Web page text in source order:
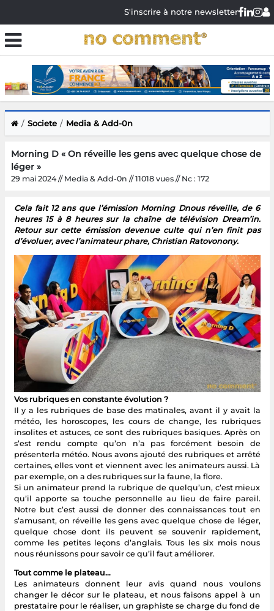
S'inscrire à notre newsletter
Societe Media & Add-0n
Morning D « On réveille les gens avec quelque chose de
léger »
29 mai 2024 // Media & Add-0n // 11018 vues // Nc : 172
Cela fait 12 ans que l’émission Morning Dnous réveille, de 6
heures 15 à 8 heures sur la chaîne de télévision Dream’in.
Retour sur cette émission devenue culte qui n’en finit pas
d’évoluer, avec l’animateur phare, Christian Ratovonony.
Vos rubriques en constante évolution ?
Il y a les rubriques de base des matinales, avant il y avait la
météo, les horoscopes, les cours de change, les rubriques
insolites et astuces, ce sont des rubriques basiques. Après on
s’est rendu compte qu’on n’a pas forcément besoin de
présenterla météo. Nous avons ajouté des rubriques et arrêté
certaines, elles vont et viennent avec les animateurs aussi. Là
par exemple, on a des rubriques sur la faune, la flore.
Si un animateur prend la rubrique de quelqu’un, c’est mieux
qu’il apporte sa touche personnelle au lieu de faire pareil.
Notre but c’est aussi de donner des connaissances tout en
s’amusant, on réveille les gens avec quelque chose de léger,
quelque chose dont ils peuvent se souvenir rapidement,
comme les petites leçons d’anglais. Tous les six mois nous
nous réunissons pour savoir ce qu’il faut améliorer.
Tout comme le plateau…
Les animateurs donnent leur avis quand nous voulons
changer le décor sur le plateau, et nous faisons appel à un
prestataire pour le réaliser, un graphiste se charge du fond de